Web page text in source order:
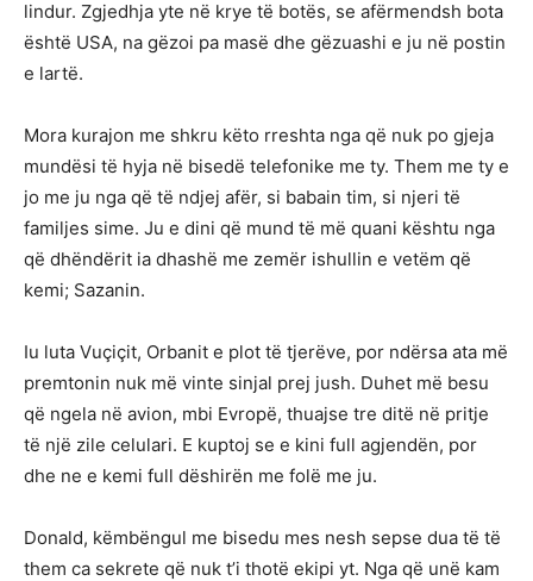
lindur. Zgjedhja yte në krye të botës, se afërmendsh bota
është USA, na gëzoi pa masë dhe gëzuashi e ju në postin
e lartë.
Mora kurajon me shkru këto rreshta nga që nuk po gjeja
mundësi të hyja në bisedë telefonike me ty. Them me ty e
jo me ju nga që të ndjej afër, si babain tim, si njeri të
familjes sime. Ju e dini që mund të më quani kështu nga
që dhëndërit ia dhashë me zemër ishullin e vetëm që
kemi; Sazanin.
Iu luta Vuçiçit, Orbanit e plot të tjerëve, por ndërsa ata më
premtonin nuk më vinte sinjal prej jush. Duhet më besu
që ngela në avion, mbi Evropë, thuajse tre ditë në pritje
të një zile celulari. E kuptoj se e kini full agjendën, por
dhe ne e kemi full dëshirën me folë me ju.
Donald, këmbëngul me bisedu mes nesh sepse dua të të
them ca sekrete që nuk t’i thotë ekipi yt. Nga që unë kam